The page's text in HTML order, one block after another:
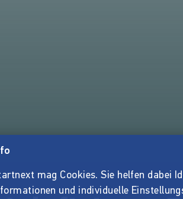
mag Cookies. Sie helfen dabei
und individuelle